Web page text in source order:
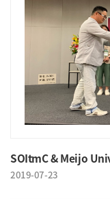
SOItmC & Meijo
2019-07-23